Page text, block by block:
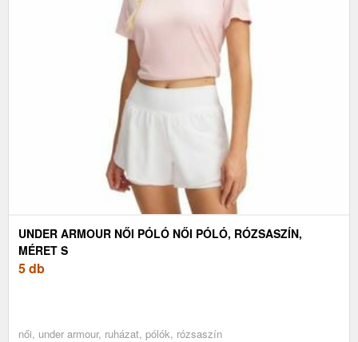
UNDER ARMOUR NŐI PÓLÓ NŐI PÓLÓ, RÓZSASZÍN,
MÉRET S
5 db
női, under armour, ruházat, pólók, rózsaszín